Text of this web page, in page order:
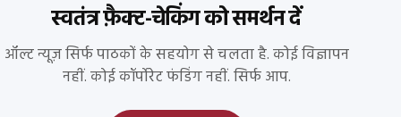
स्वतंत्र फ़ैक्ट-चेकिंग को समर्थन दें
ऑल्ट न्यूज़ सिर्फ पाठकों के सहयोग से चलता है. कोई विज्ञापन
नहीं. कोई कॉर्पोरेट फंडिंग नहीं. सिर्फ आप.